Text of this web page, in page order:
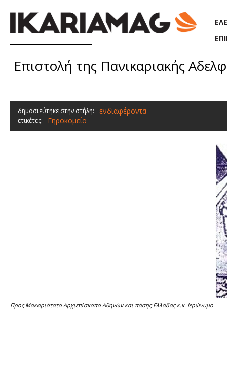
Επιστολή της Πανικαριακής
δημοσιεύτηκε στην στήλη: ενδιαφέροντα
ετικέτες: Γηροκομείο
Προς Μακαριότατο Αρχιεπίσκοπο Αθηνών και πάσης Ελλάδας κ.κ. Ιερώνυμο